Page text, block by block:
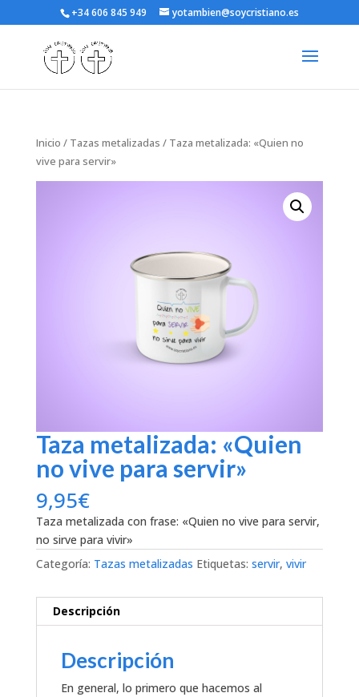
+34 606 845 949 yotambien@soycristiano.es
Inicio / Tazas metalizadas / Taza metalizada: «Quien no
vive para servir»
Taza metalizada: «Quien
no vive para servir»
9,95€
Taza metalizada con frase: «Quien no vive para servir,
no sirve para vivir»
Categoría: Tazas metalizadas Etiquetas: servir, vivir
Descripción
Descripción
En general, lo primero que hacemos al